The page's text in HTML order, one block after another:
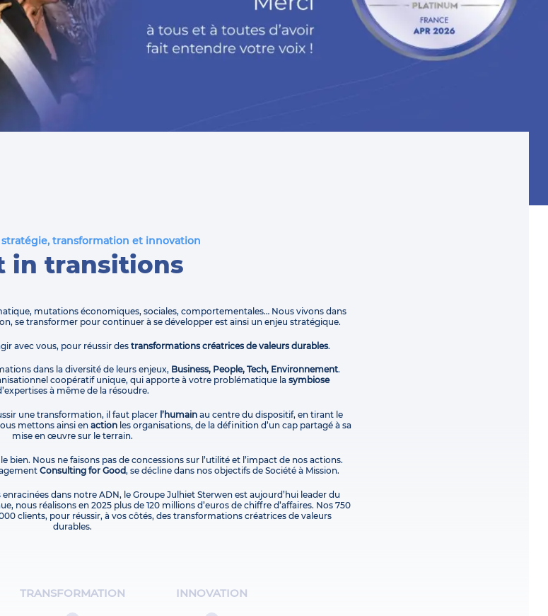
stratégie, transformation et innovation
in transitions
mutations économiques, sociales, comportementales… Nous vivons dans
se transformer pour continuer à se développer est ainsi un enjeu stratégique.
avec vous, pour réussir destransformations créatrices de valeurs durables.
dans la diversité de leurs enjeux, Business, People, Tech, Environnement.
coopératif unique, qui apporte à votre problématique lasymbiose
à même de la résoudre.
une transformation, il faut placer l’humainau centre du dispositif, en tirant le
mettons ainsi enactionles organisations, de la définition d’un cap partagé à sa
mise en œuvre sur le terrain.
bien. Nous ne faisons pas de concessions sur l’utilité et l’impact de nos actions.
Consulting for Good, se décline dans nos objectifs de Société à Mission.
dans notre ADN, le Groupe Julhiet Sterwen est aujourd’hui leader du
nous réalisons en 2025 plus de 120 millions d’euros de chiffre d’affaires. Nos 750
clients, pour réussir, à vos côtés, des transformations créatrices de valeurs
durables.
TRANSFORMATION INNOVATION